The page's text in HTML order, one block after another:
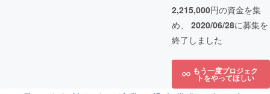
2,215,000円の資金を集
め、 2020/06/28に募集を
終了しました
もう一度プロジェク
トをやってほしい